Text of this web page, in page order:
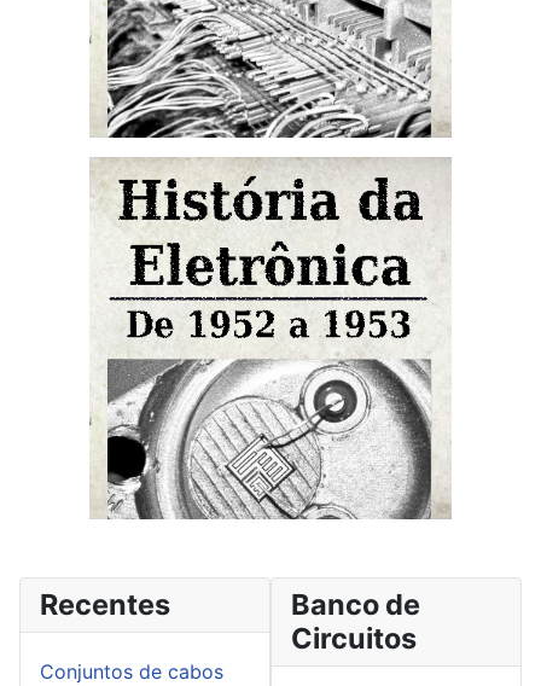
Recentes
Conjuntos de cabos
Banco de
Circuitos